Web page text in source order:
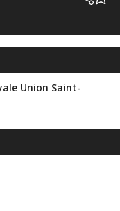
Union Saint­-